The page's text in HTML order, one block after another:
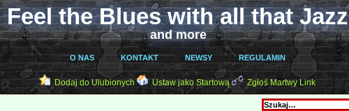
Feel the Blues with all that Jazz
and more
O NAS KONTAKT NEWSY REGULAMIN
Dodaj do Ulubionych Ustaw jako Startową Zgłoś Martwy Link